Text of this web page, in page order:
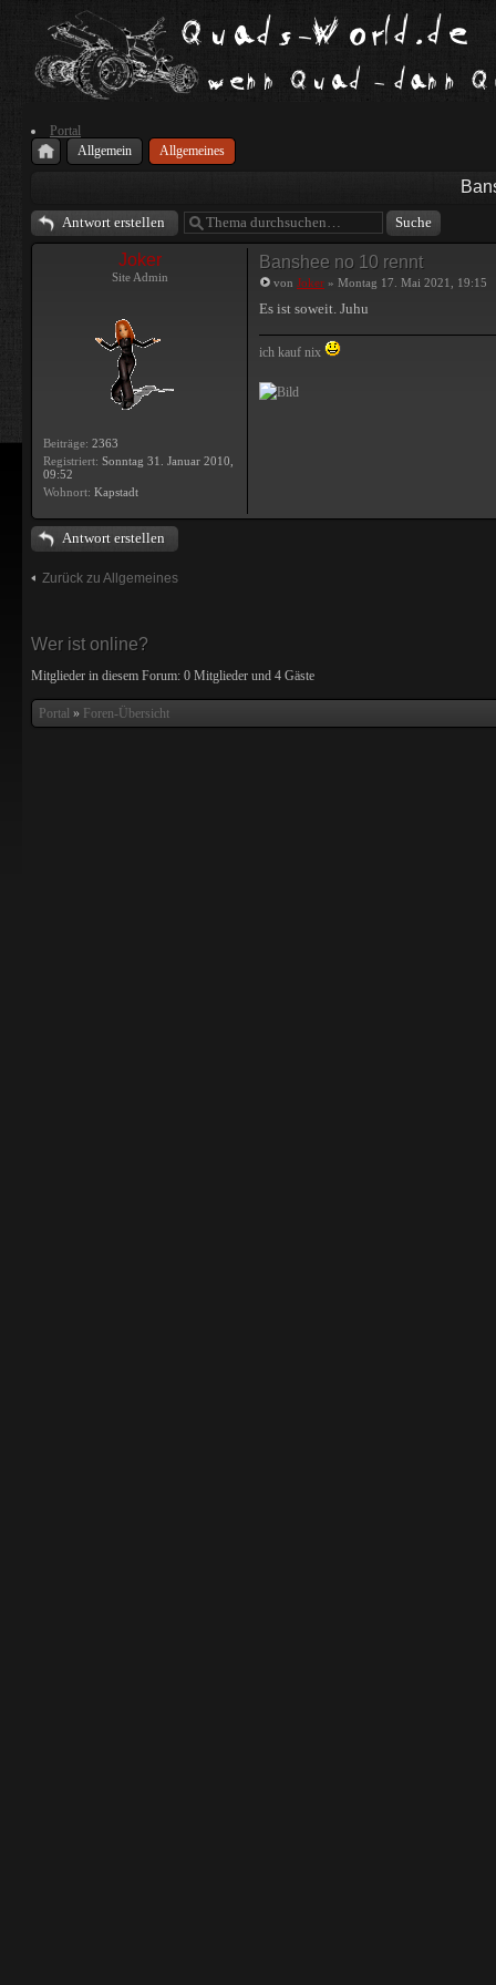
Portal
Allgemein
Allgemeines
Antwort erstellen
Joker
Site Admin
Beiträge: 2363
Registriert: Sonntag 31. Januar 2010,
09:52
Wohnort: Kapstadt
Banshee no 10 rennt
von Joker » Montag 17. Mai 2021, 19:15
Es ist soweit. Juhu
ich kauf nix
Antwort erstellen
Zurück zu Allgemeines
Wer ist online?
Mitglieder in diesem Forum: 0 Mitglieder und 4 Gäste
Portal » Foren-Übersicht